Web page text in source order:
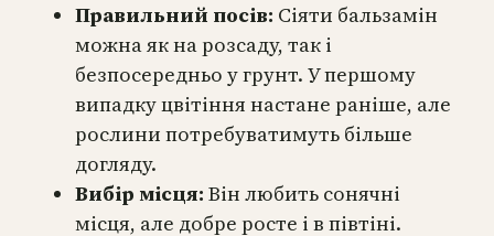
Правильний посів: Сіяти бальзамін
можна як на розсаду, так і
безпосередньо у грунт. У першому
випадку цвітіння настане раніше, але
рослини потребуватимуть більше
догляду.
Вибір місця: Він любить сонячні
місця, але добре росте і в півтіні.